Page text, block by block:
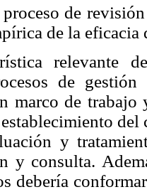
proceso de
de la eficacia
relevante
de
marco de trabajo
y
y consulta.
debería